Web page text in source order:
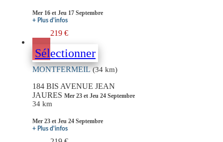
Mer 16 et Jeu 17 Septembre
+ Plus d'infos
219 €
Sélectionner
MONTFERMEIL(34 km)
184 BIS AVENUE JEAN
JAURES Mer 23 et Jeu 24 Septembre
34 km
Mer 23 et Jeu 24 Septembre
+ Plus d'infos